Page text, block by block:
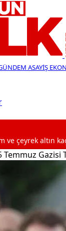
ASAYİŞ
kaç TL? Altın
Temmuz Gazisi